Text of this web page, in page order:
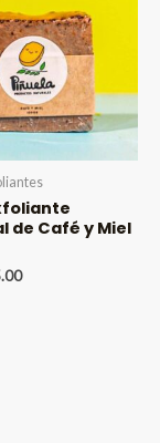
de Café y Miel
Current